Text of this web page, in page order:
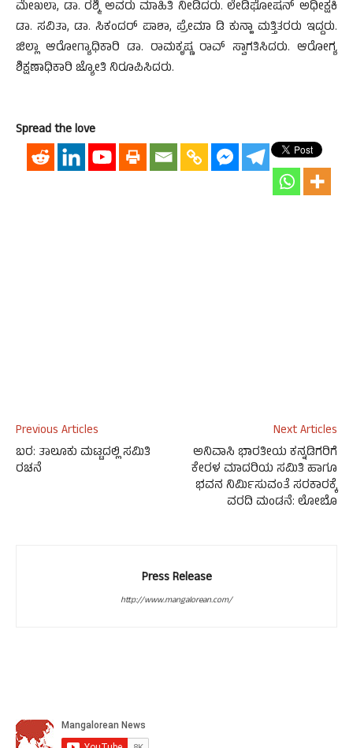
ಮೇಖಲಾ, ಡಾ. ರಶ್ಮಿ ಅವರು ಮಾಹಿತಿ ನೀಡಿದರು. ಲೇಡಿಘೋಷನ್ ಅಧೀಕ್ಷಕಿ
ಡಾ. ಸವಿತಾ, ಡಾ. ಸಿಕಂದರ್ ಪಾಶಾ, ಪ್ರೇಮಾ ಡಿ ಕುನ್ಹಾ ಮತ್ತಿತರರು ಇದ್ದರು.
ಜಿಲ್ಲಾ ಆರೋಗ್ಯಾಧಿಕಾರಿ ಡಾ. ರಾಮಕೃಷ್ಣ ರಾವ್ ಸ್ವಾಗತಿಸಿದರು. ಆರೋಗ್ಯ
ಶಿಕ್ಷಣಾಧಿಕಾರಿ ಜ್ಯೋತಿ ನಿರೂಪಿಸಿದರು.
Spread the love
Previous Articles
ಬರ: ತಾಲೂಕು ಮಟ್ಟದಲ್ಲಿ ಸಮಿತಿ
ರಚನೆ
Next Articles
ಅನಿವಾಸಿ ಭಾರತೀಯ ಕನ್ನಡಿಗರಿಗೆ
ಕೇರಳ ಮಾದರಿಯ ಸಮಿತಿ ಹಾಗೂ
ಭವನ ನಿರ್ಮಿಸುವಂತೆ ಸರಕಾರಕ್ಕೆ
ವರದಿ ಮಂಡನೆ: ಲೋಬೊ
Press Release
http://www.mangalorean.com/